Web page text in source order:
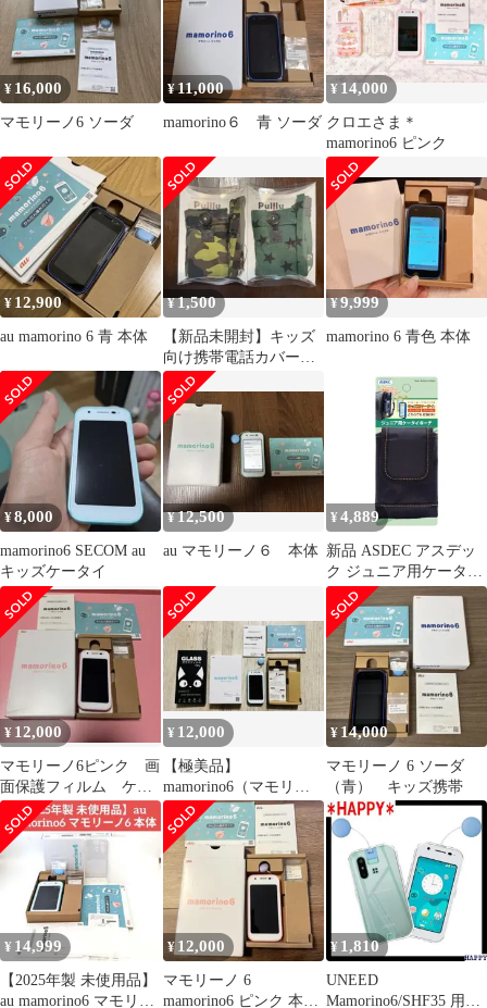
ホ アクセサリー クマ
くま かわいい クリアカ
ラー 透明 260207W002
¥ 16,000
マモリーノ6 ソーダ
¥11,000
mamorino６ 青 ソーダ
¥ 14,000
クロエさま＊
mamorino6 ピンク
¥ 12,900
au mamorino 6 青 本体
¥1,500
【新品未開封】キッズ
向け携帯電話カバー&
ストラップ 2セット
¥9,999
mamorino 6 青色 本体
¥8,000
mamorino6 SECOM au
キッズケータイ
¥12,500
au マモリーノ６ 本体
¥ 4,889
新品 ASDEC アスデッ
ク ジュニア用ケータイ
ケース ポーチ 黒 ブラ
ック キッズケータイ
KY-41C キッズフォン3
mamorino6 対応 【内寸
（mm）】
W60.5×H109.3×D18.5（
約 ） ランドセル 取り
付け可能 SH-JP01BK
¥ 12,000
マモリーノ6ピンク 画
面保護フィルム ケー
ス付き
¥ 12,000
【極美品】
mamorino6（マモリー
ノ6）ミント ガラスフ
ィルム付
¥ 14,000
マモリーノ 6 ソーダ
（青） キッズ携帯
¥ 14,999
​【2025年製 未使用品】
au mamorino6 マモリー
¥ 12,000
マモリーノ 6
mamorino6 ピンク 本体
¥ 1,810
UNEED
Mamorino6/SHF35 用の